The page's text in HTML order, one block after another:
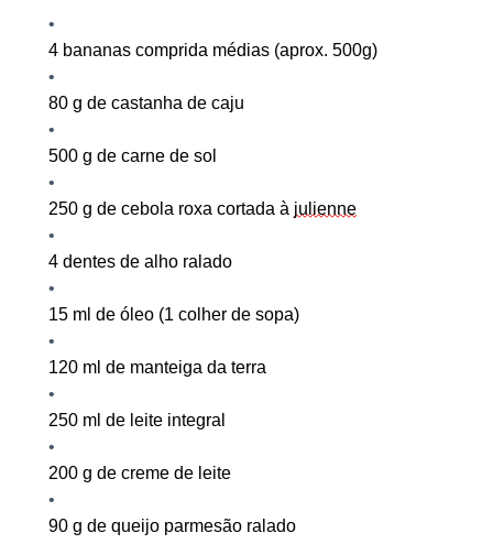
4 bananas comprida médias (aprox. 500g)
80 g de castanha de caju
500 g de carne de sol
250 g de cebola roxa cortada à julienne
4 dentes de alho ralado
15 ml de óleo (1 colher de sopa)
120 ml de manteiga da terra
250 ml de leite integral
200 g de creme de leite
90 g de queijo parmesão ralado